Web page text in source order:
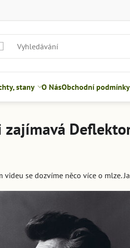
stany O NásObchodní podmínky
zajímavá
se dozvíme něco více o mlze.